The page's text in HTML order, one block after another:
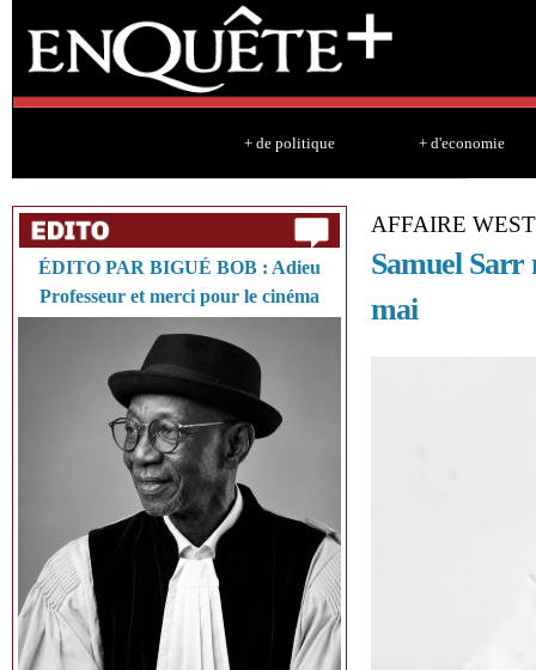
+ de politique + d'economie
ÉDITO PAR BIGUÉ BOB : Adieu
Professeur et merci pour le cinéma
AFFAIRE
Samuel Sarr
mai